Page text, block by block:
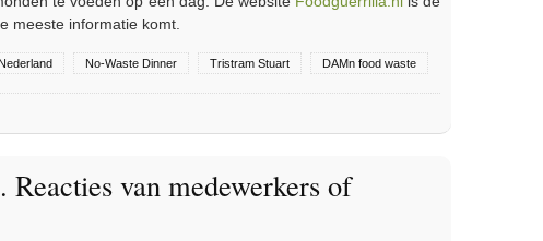
meeste informatie komt.
Nederland No-Waste Dinner Tristram Stuart DAMn food waste
van medewerkers of